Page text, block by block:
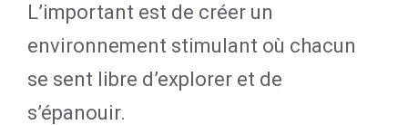
L’important est de créer un
environnement stimulant où chacun
se sent libre d’explorer et de
s’épanouir.